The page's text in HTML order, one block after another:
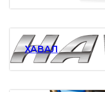
ХАВАЛ